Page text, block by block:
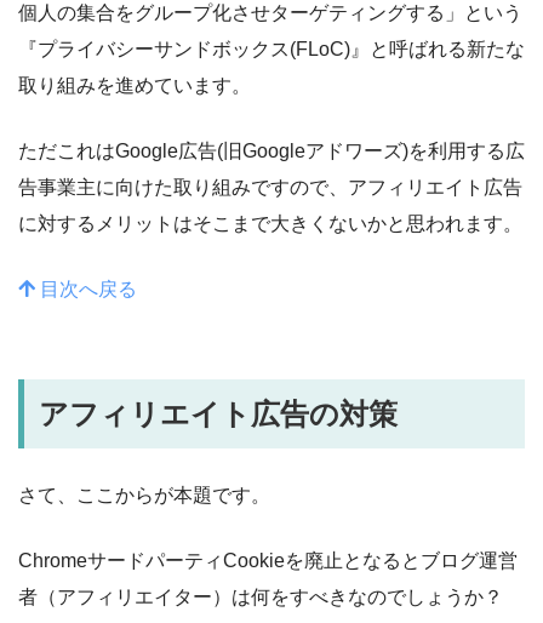
個人の集合をグループ化させターゲティングする」という
『プライバシーサンドボックス(FLoC)』と呼ばれる新たな
取り組みを進めています。
ただこれはGoogle広告(旧Googleアドワーズ)を利用する広
告事業主に向けた取り組みですので、アフィリエイト広告
に対するメリットはそこまで大きくないかと思われます。
目次へ戻る
アフィリエイト広告の対策
さて、ここからが本題です。
ChromeサードパーティCookieを廃止となるとブログ運営
者（アフィリエイター）は何をすべきなのでしょうか？